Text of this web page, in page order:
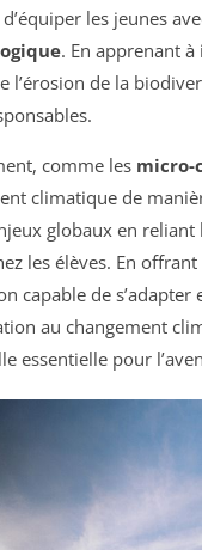
les jeunes
. En apprenant
de la
comme les micro-
climatique de
globaux en
les élèves. En
capable de s’adapter
au changement
essentielle pour